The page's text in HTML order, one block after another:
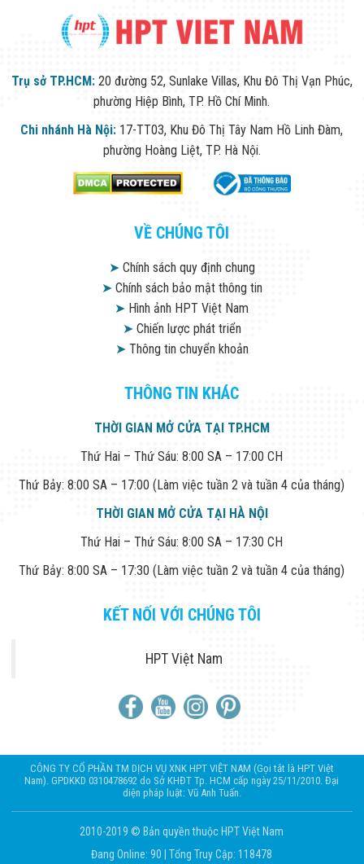
Trụ sở TP.HCM: 20 đường 52, Sunlake Villas, Khu Đô Thị Vạn Phúc,
phường Hiệp Bình, TP. Hồ Chí Minh.
Chi nhánh Hà Nội: 17-TT03, Khu Đô Thị Tây Nam Hồ Linh Đàm,
phường Hoàng Liệt, TP. Hà Nội.
VỀ CHÚNG TÔI
➤Chính sách quy định chung
➤Chính sách bảo mật thông tin
➤ Hình ảnh HPT Việt Nam
➤Chiến lược phát triển
➤Thông tin chuyển khoản
THÔNG TIN KHÁC
THỜI GIAN MỞ CỬA TẠI TP.HCM
Thứ Hai – Thứ Sáu: 8:00 SA – 17:00 CH
Thứ Bảy: 8:00 SA – 17:00 (Làm việc tuần 2 và tuần 4 của tháng)
THỜI GIAN MỞ CỬA TẠI HÀ NỘI
Thứ Hai – Thứ Sáu: 8:00 SA – 17:30 CH
Thứ Bảy: 8:00 SA – 17:30 (Làm việc tuần 2 và tuần 4 của tháng)
KẾT NỐI VỚI CHÚNG TÔI
HPT Việt Nam
CÔNG TY CỔ PHẦN TM DỊCH VỤ XNK HPT VIỆT NAM (Gọi tắt là HPT Việt
Nam). GPDKKD 0310478692 do Sở KHĐT Tp. HCM cấp ngày 25/11/2010. Đại
diện pháp luật: Vũ Anh Tuấn.
2010-2019 © Bản quyền thuộc HPT Việt Nam
Đang Online: 90 |Tổng Truy Cập: 118478